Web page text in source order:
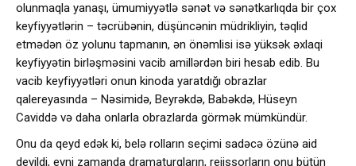
olunmaqla yanaşı, ümumiyyətlə sənət və sənətkarlıqda bir çox
keyfiyyətlərin – təcrübənin, düşüncənin müdrikliyin, təqlid
etmədən öz yolunu tapmanın, ən önəmlisi isə yüksək əxlaqi
keyfiyyətin birləşməsini vacib amillərdən biri hesab edib. Bu
vacib keyfiyyətləri onun kinoda yaratdığı obrazlar
qalereyasında – Nəsimidə, Beyrəkdə, Babəkdə, Hüseyn
Caviddə və daha onlarla obrazlarda görmək mümkündür.
Onu da qeyd edək ki, belə rolların seçimi sadəcə özünə aid
deyildi, eyni zamanda dramaturqların, rejissorların onu bütün